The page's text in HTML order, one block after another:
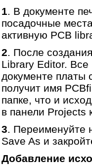
1. В документе
посадочные
активную PCB
2. После
Library Editor.
документе платы
получит имя
папке, что и
в панели Projects
3. Переименуйте
Save As и
Добавление